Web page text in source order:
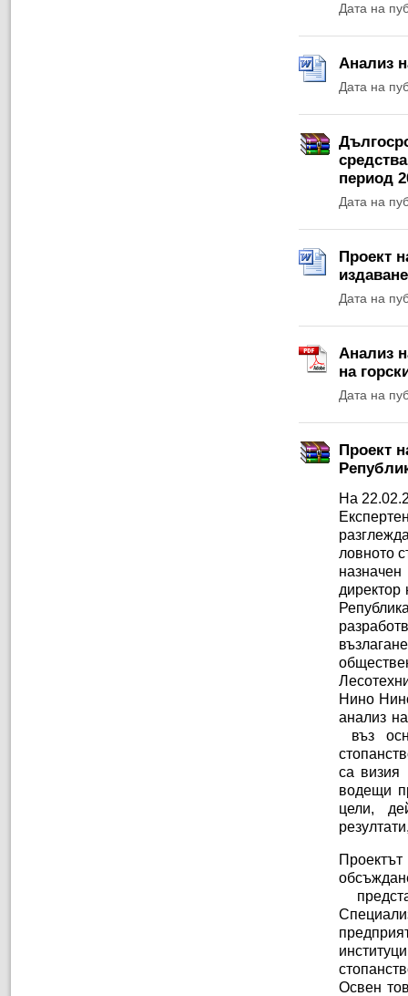
Дата на
Анализ
Дата на
период
Дата на
Проект
Дата на
Анализ
на
Дата на
Проект
На
ловното
директор
Нино
анализ
въз
са визия
водещи
цели,
Освен